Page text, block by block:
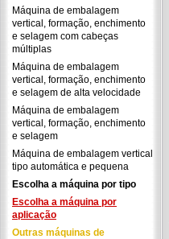
Máquina de embalagem
vertical, formação, enchimento
e selagem com cabeças
múltiplas
Máquina de embalagem
vertical, formação, enchimento
e selagem de alta velocidade
Máquina de embalagem
vertical, formação, enchimento
e selagem
Máquina de embalagem vertical
tipo automática e pequena
Escolha a máquina por tipo
Escolha a máquina por
aplicação
Outras máquinas de